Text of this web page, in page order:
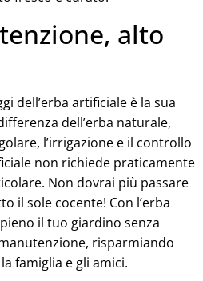
alto
dell’erba artificiale è la sua
dell’erba naturale,
l’irrigazione e il controllo
non richiede praticamente
Non dovrai più passare
il sole cocente! Con l’erba
il tuo giardino senza
risparmiando
famiglia e gli amici.